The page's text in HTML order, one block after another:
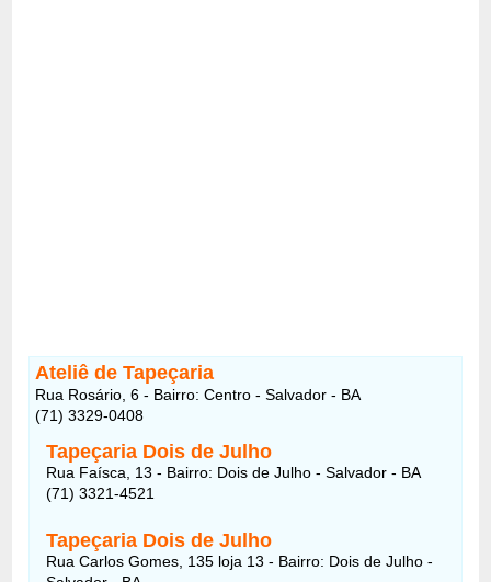
Ateliê de Tapeçaria
Rua Rosário, 6 - Bairro: Centro - Salvador - BA
(71) 3329-0408
Tapeçaria Dois de Julho
Rua Faísca, 13 - Bairro: Dois de Julho - Salvador - BA
(71) 3321-4521
Tapeçaria Dois de Julho
Rua Carlos Gomes, 135 loja 13 - Bairro: Dois de Julho -